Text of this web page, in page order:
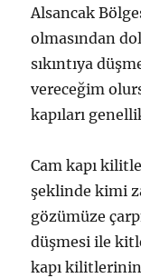
Alsancak
olmasından
sıkıntıya
vereceğim
kapıları
Cam kapı
şeklinde kimi
gözümüze
düşmesi ile
kapı